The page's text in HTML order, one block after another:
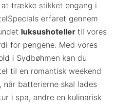
trække stikket engang i
erfaret gennem
luksushoteller til vores
for pengene. Med vores
i Sydbøhmen kan du
til en romantisk weekend
batterierne skal lades
i spa, andre en kulinarisk